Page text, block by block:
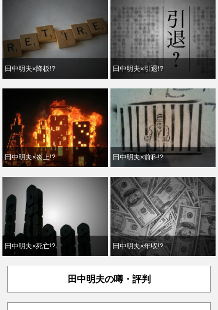
田中明夫×降板!? 田中明夫×引退!?
田中明夫×炎上!? 田中明夫×前科!?
田中明夫×死亡!? 田中明夫×年収!?
田中明夫の噂・評判